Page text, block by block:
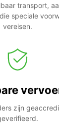
transport,
speciale
vereisen.
zijn